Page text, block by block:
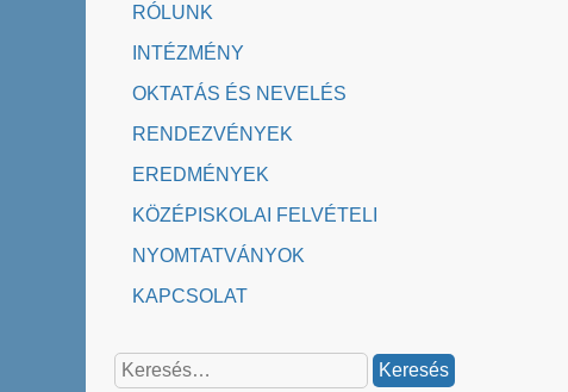
RÓLUNK
INTÉZMÉNY
OKTATÁS ÉS NEVELÉS
RENDEZVÉNYEK
EREDMÉNYEK
KÖZÉPISKOLAI FELVÉTELI
NYOMTATVÁNYOK
KAPCSOLAT
Keresés: